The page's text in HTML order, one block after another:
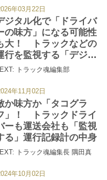
ジタル化で「ドライバ
の味方」になる可能性
大！ トラックなどの
行を監視する「デジタ
タコグラフ」の使い道
トラック魂編集部
年03月22日
か味方か「タコグラ
」！ トラックドライ
ーも運送会社も「監視
る」運行記録計の中身
トラック魂編集長 隅田真
年11月02日
年10月02日